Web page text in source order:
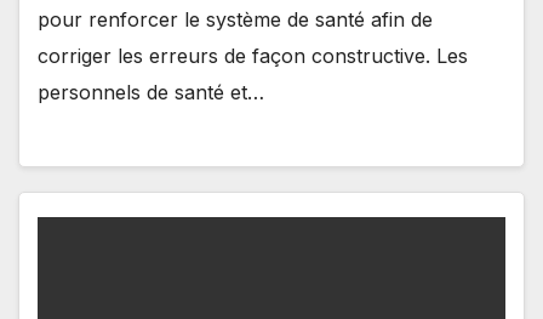
pour renforcer le système de santé afin de
corriger les erreurs de façon constructive. Les
personnels de santé et…